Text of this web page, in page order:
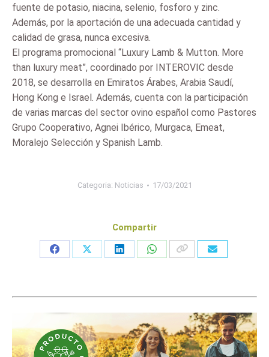
fuente de potasio, niacina, selenio, fosforo y zinc.
Además, por la aportación de una adecuada cantidad y
calidad de grasa, nunca excesiva.
El programa promocional “Luxury Lamb & Mutton. More
than luxury meat”, coordinado por INTEROVIC desde
2018, se desarrolla en Emiratos Árabes, Arabia Saudí,
Hong Kong e Israel. Además, cuenta con la participación
de varias marcas del sector ovino español como Pastores
Grupo Cooperativo, Agnei Ibérico, Murgaca, Emeat,
Moralejo Selección y Spanish Lamb.
Categoria: Noticias 17/03/2021
Compartir
Share
Share
Share
Share